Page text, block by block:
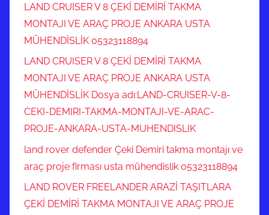
LAND CRUISER V 8 ÇEKİ DEMİRİ TAKMA
MONTAJI VE ARAÇ PROJE ANKARA USTA
MÜHENDİSLİK 05323118894
LAND CRUISER V 8 ÇEKİ DEMİRİ TAKMA
MONTAJI VE ARAÇ PROJE ANKARA USTA
MÜHENDİSLİK Dosya adı:LAND-CRUISER-V-8-
CEKI-DEMIRI-TAKMA-MONTAJI-VE-ARAC-
PROJE-ANKARA-USTA-MUHENDISLIK
land rover defender Çeki Demiri takma montajı ve
araç proje firması usta mühendislik 05323118894
LAND ROVER FREELANDER ARAZİ TAŞITLARA
ÇEKİ DEMİRİ TAKMA MONTAJI VE ARAÇ PROJE